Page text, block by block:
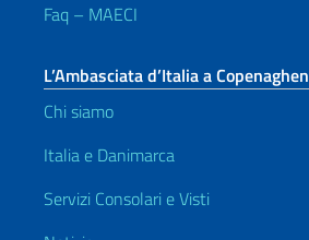
Faq – MAECI
L’Ambasciata d’Italia a Copenaghen
Chi siamo
Italia e Danimarca
Servizi Consolari e Visti